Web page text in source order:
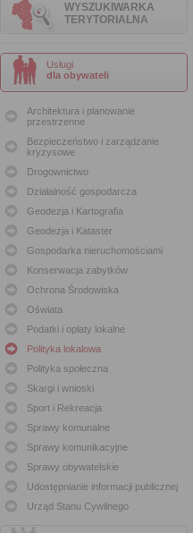
WYSZUKIWARKA
TERYTORIALNA
Usługi
dla obywateli
Architektura i planowanie
przestrzenne
Bezpieczeństwo i zarządzanie
kryzysowe
Drogownictwo
Działalność gospodarcza
Geodezja i Kartografia
Geodezja i Kataster
Gospodarka nieruchomościami
Konserwacja zabytków
Ochrona Środowiska
Oświata
Podatki i opłaty lokalne
Polityka lokalowa
Polityka społeczna
Skargi i wnioski
Sport i Rekreacja
Sprawy komunalne
Sprawy komunikacyjne
Sprawy obywatelskie
Udostępnianie informacji publicznej
Urząd Stanu Cywilnego